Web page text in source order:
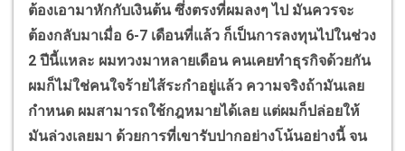
ต้องเอามาหักกับเงินต้น ซึ่งตรงที่ผมลงๆ ไป มันควรจะ
ต้องกลับมาเมื่อ 6-7 เดือนที่แล้ว ก็เป็นการลงทุนไปในช่วง
2 ปีนี้แหละ ผมทวงมาหลายเดือน คนเคยทำธุรกิจด้วยกัน
ผมก็ไม่ใช่คนใจร้ายไส้ระกำอยู่แล้ว ความจริงถ้ามันเลย
กำหนด ผมสามารถใช้กฎหมายได้เลย แต่ผมก็ปล่อยให้
มันล่วงเลยมา ด้วยการที่เขารับปากอย่างโน้นอย่างนี้ จน